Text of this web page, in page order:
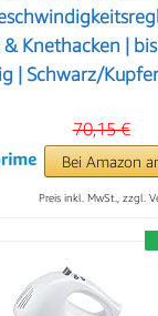
Knethacken |
| Schwarz/
70,15 €
Bei Amazon
Preis inkl. MwSt., zzgl.